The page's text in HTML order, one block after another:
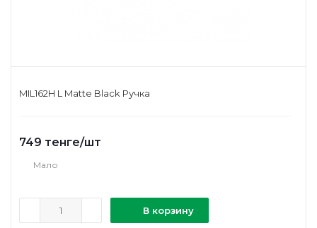
MIL162H L Matte Black Ручка
749 тенге/шт
Мало
В корзину